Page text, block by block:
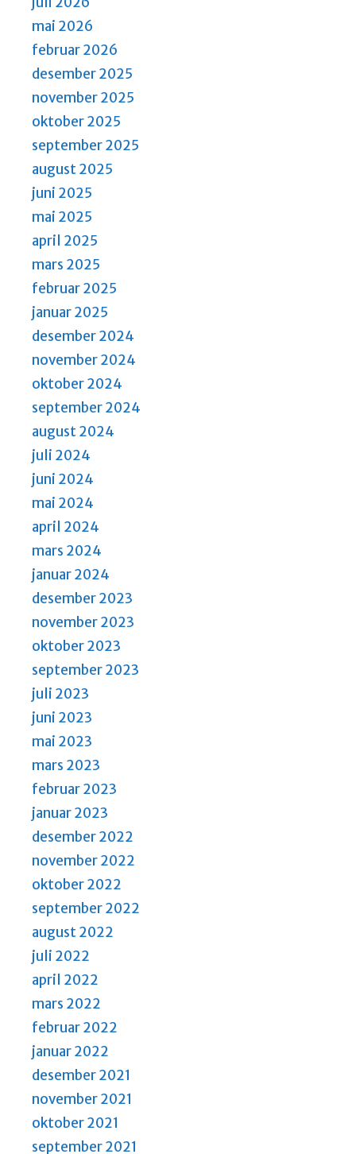
mai 2026
februar 2026
desember 2025
november 2025
oktober 2025
september 2025
august 2025
juni 2025
mai 2025
april 2025
mars 2025
februar 2025
januar 2025
desember 2024
november 2024
oktober 2024
september 2024
august 2024
juli 2024
juni 2024
mai 2024
april 2024
mars 2024
januar 2024
desember 2023
november 2023
oktober 2023
september 2023
juli 2023
juni 2023
mai 2023
mars 2023
februar 2023
januar 2023
desember 2022
november 2022
oktober 2022
september 2022
august 2022
juli 2022
april 2022
mars 2022
februar 2022
januar 2022
desember 2021
november 2021
oktober 2021
september 2021